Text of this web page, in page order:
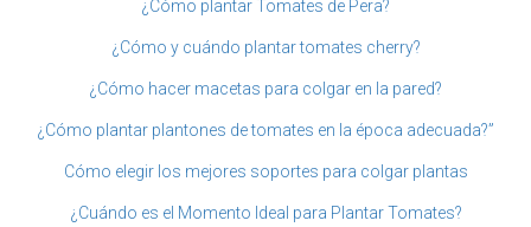
¿Cómo plantar Tomates de Pera?
¿Cómo y cuándo plantar tomates cherry?
¿Cómo hacer macetas para colgar en la pared?
¿Cómo plantar plantones de tomates en la época adecuada?”
Cómo elegir los mejores soportes para colgar plantas
¿Cuándo es el Momento Ideal para Plantar Tomates?